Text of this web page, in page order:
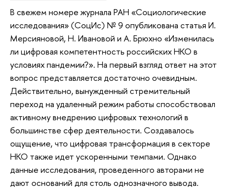
В свежем номере журнала РАН «Социологические
исследования» (СоцИс) № 9 опубликована статья И.
Мерсияновой, Н. Ивановой и А. Брюхно «Изменилась
ли цифровая компетентность российских НКО в
условиях пандемии?». На первый взгляд ответ на этот
вопрос представляется достаточно очевидным.
Действительно, вынужденный стремительный
переход на удаленный режим работы способствовал
активному внедрению цифровых технологий в
большинстве сфер деятельности. Создавалось
ощущение, что цифровая трансформация в секторе
НКО также идет ускоренными темпами. Однако
данные исследования, проведенного авторами не
дают оснований для столь однозначного вывода.